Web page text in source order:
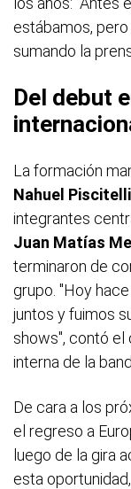
estábamos,
sumando la
Del debut
La formación
Nahuel Piscitelli
integrantes
Juan Matías
terminaron de
grupo. "Hoy
juntos y fuimos
shows", contó el
interna de la
De cara a los
el regreso a
luego de la gira
esta